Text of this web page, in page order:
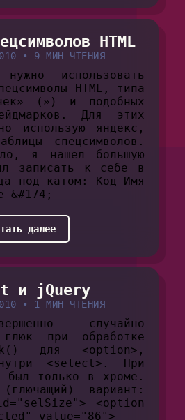
HTML
• 9 МИН ЧТЕНИЯ
использовать
HTML, типа
(») и подобных
Для этих
использую яндекс,
спецсимволов.
я нашел большую
записать к себе в
под катом: Код Имя
&#174;
далее
и jQuery
• 1 МИН ЧТЕНИЯ
случайно
при обработке
для <option>,
<select>. При
был только в хроме.
вариант:
<option
value="86">